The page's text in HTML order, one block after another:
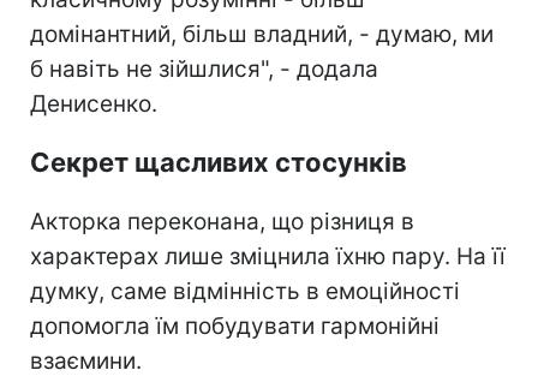
домінантний, більш владний, - думаю, ми
б навіть не зійшлися", - додала
Денисенко.
Секрет щасливих стосунків
Акторка переконана, що різниця в
характерах лише зміцнила їхню пару. На її
думку, саме відмінність в емоційності
допомогла їм побудувати гармонійні
взаємини.